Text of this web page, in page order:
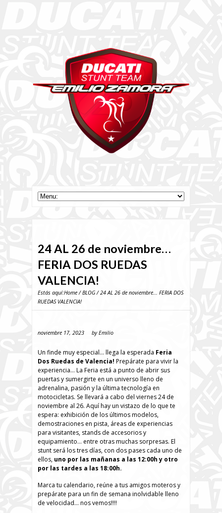
24 AL 26 de noviembre…
FERIA DOS RUEDAS
VALENCIA!
Estás aquí:Home/BLOG/ 24 AL 26 de noviembre... FERIA DOS
RUEDAS VALENCIA!
noviembre 17, 2023 byEmilio
Un finde muy especial… llega la esperada Feria
Dos Ruedas de Valencia! Prepárate para vivir la
experiencia… La Feria está a punto de abrir sus
puertas y sumergirte en un universo lleno de
adrenalina, pasión y la última tecnología en
motocicletas. Se llevará a cabo del viernes 24 de
noviembre al 26. Aquí hay un vistazo de lo que te
espera: exhibición de los últimos modelos,
demostraciones en pista, áreas de experiencias
para visitantes, stands de accesorios y
equipamiento… entre otras muchas sorpresas. El
stunt será los tres días, con dos pases cada uno de
ellos, uno por las mañanas a las 12:00h y otro
por las tardes a las 18:00h.
Marca tu calendario, reúne a tus amigos moteros y
prepárate para un fin de semana inolvidable lleno
de velocidad… nos vemos!!!!